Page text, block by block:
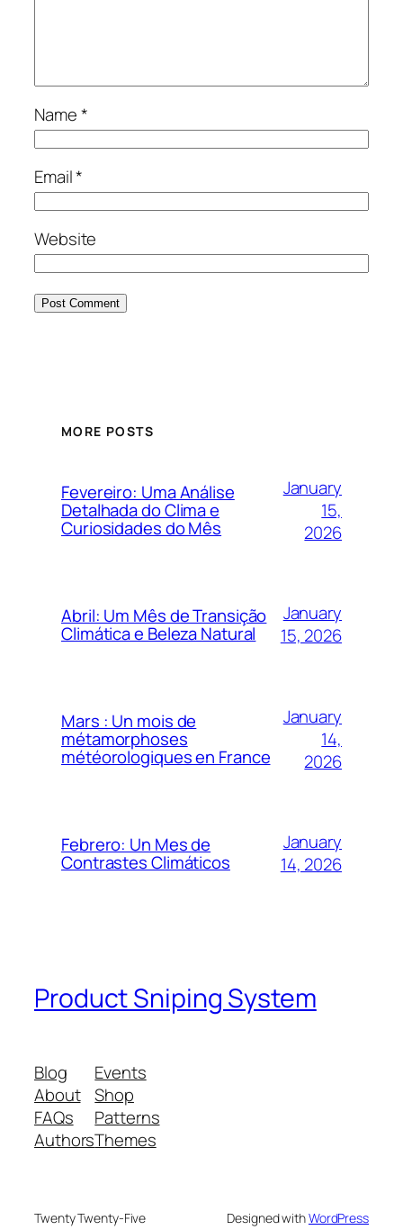
Name*
Email*
Website
MORE POSTS
Fevereiro: Uma Análise
Detalhada do Clima e
Curiosidades do Mês
January
15,
2026
Abril: Um Mês de Transição
Climática e Beleza Natural
January
15, 2026
Mars : Un mois de
métamorphoses
météorologiques en France
January
14,
2026
Febrero: Un Mes de
Contrastes Climáticos
January
14, 2026
Product Sniping System
Blog
About
FAQs
Authors
Events
Shop
Patterns
Themes
Twenty Twenty-Five Designed withWordPress